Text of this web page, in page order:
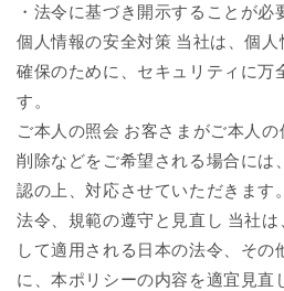
・法令に基づき開示することが必
個人情報の安全対策 当社は、個
確保のために、セキュリティに万
す。
ご本人の照会 お客さまがご本人
削除などをご希望される場合には
認の上、対応させていただきます。
法令、規範の遵守と見直し 当社
して適用される日本の法令、その
に、本ポリシーの内容を適宜見直